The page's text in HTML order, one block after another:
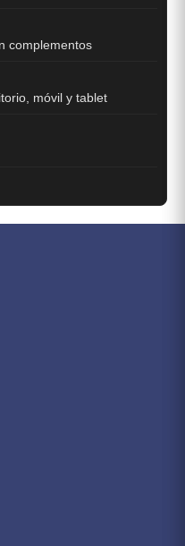
complementos
móvil y tablet